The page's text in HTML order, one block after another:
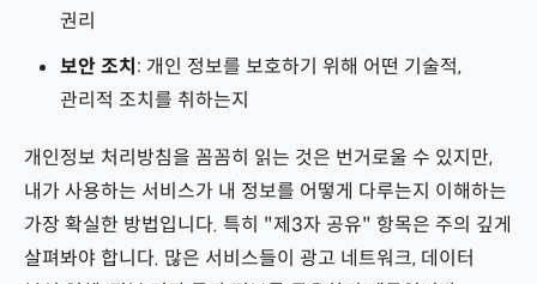
권리
보안 조치 : 개인 정보를 보호하기 위해 어떤 기술적,
관리적 조치를 취하는지
개인정보 처리방침을 꼼꼼히 읽는 것은 번거로울 수 있지만,
내가 사용하는 서비스가 내 정보를 어떻게 다루는지 이해하는
가장 확실한 방법입니다. 특히 "제3자 공유" 항목은 주의 깊게
살펴봐야 합니다. 많은 서비스들이 광고 네트워크, 데이터